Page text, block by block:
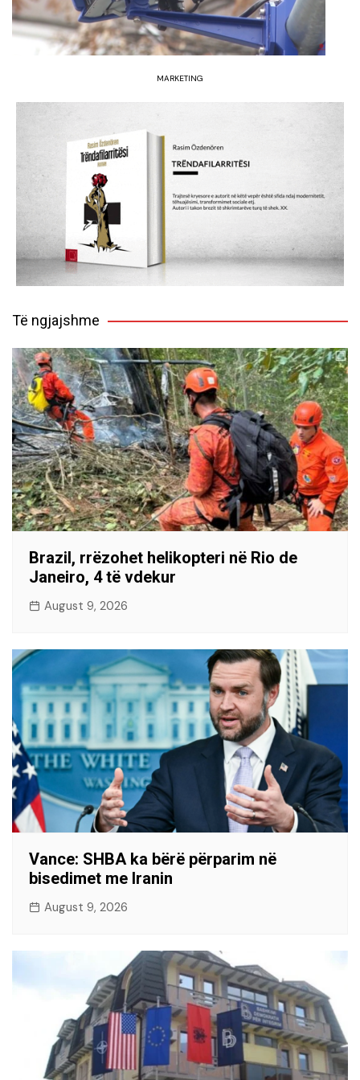
MARKETING
Të ngjajshme
Brazil, rrëzohet helikopteri në Rio de
Janeiro, 4 të vdekur
August 9, 2026
Vance: SHBA ka bërë përparim në
bisedimet me Iranin
August 9, 2026